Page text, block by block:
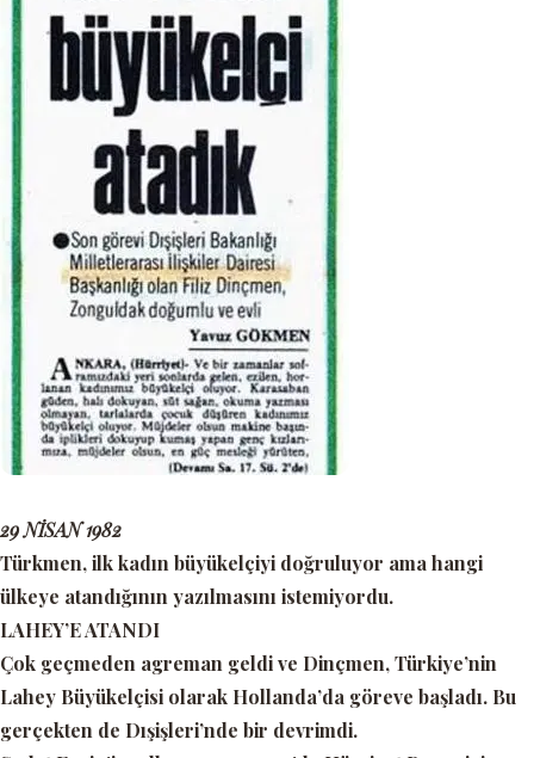
29 NİSAN 1982
Türkmen, ilk kadın büyükelçiyi doğruluyor ama hangi
ülkeye atandığının yazılmasını istemiyordu.
LAHEY’E ATANDI
Çok geçmeden agreman geldi ve Dinçmen, Türkiye’nin
Lahey Büyükelçisi olarak Hollanda’da göreve başladı. Bu
gerçekten de Dışişleri’nde bir devrimdi.